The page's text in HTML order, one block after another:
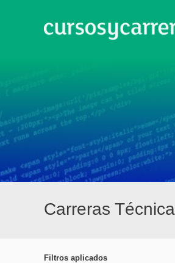
Carreras
Filtros aplicados